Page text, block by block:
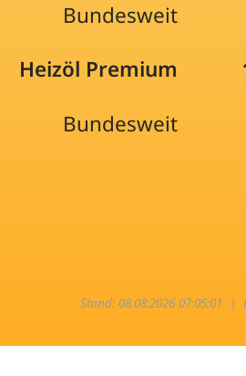
Bundesweit
Heizöl Premium
Bundesweit
Stand: 08.08.2026 07:05:01 |